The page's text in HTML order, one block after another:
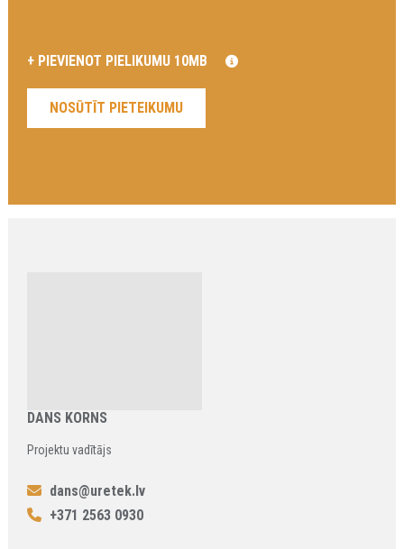
DANS KORNS
Projektu vadītājs
dans@uretek.lv
+371 2563 0930